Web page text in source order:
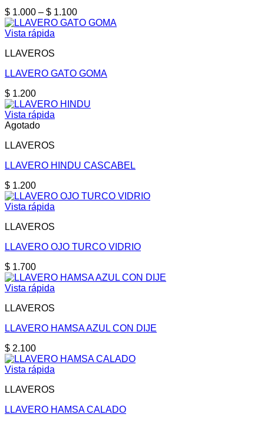
$ 1.000 – $ 1.100Price
range:
Vista rápida
LLAVEROS
LLAVERO GATO GOMA
$ 1.200
Vista rápida
Agotado
LLAVEROS
LLAVERO HINDU CASCABEL
$ 1.200
Vista rápida
LLAVEROS
LLAVERO OJO TURCO VIDRIO
$ 1.700
Vista rápida
LLAVEROS
LLAVERO HAMSA AZUL CON DIJE
$ 2.100
Vista rápida
LLAVEROS
LLAVERO HAMSA CALADO